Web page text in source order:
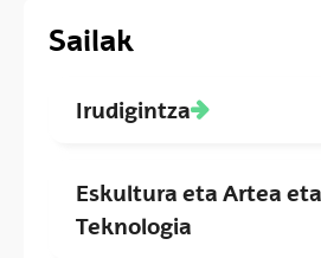
Sailak
Irudigintza
Eskultura eta Artea eta
Teknologia